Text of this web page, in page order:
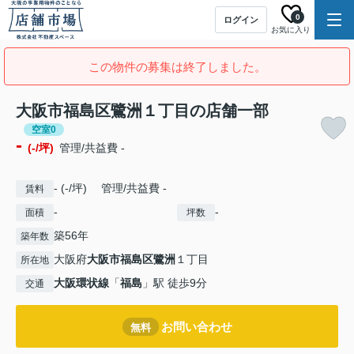
ログイン
お気に入り
0
この物件の募集は終了しました。
大阪市福島区鷺洲１丁目の店舗一部
空室0
- (-/坪) 管理/共益費 -
賃料 - (-/坪) 管理/共益費 -
面積 - 坪数 -
築年数 築56年
所在地 大阪府大阪市福島区鷺洲 １丁目
交通 大阪環状線 「福島 」駅 徒歩9分
無料 お問い合わせ